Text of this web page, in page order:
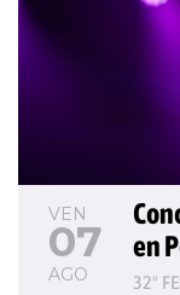
VEN
07
AGO
en